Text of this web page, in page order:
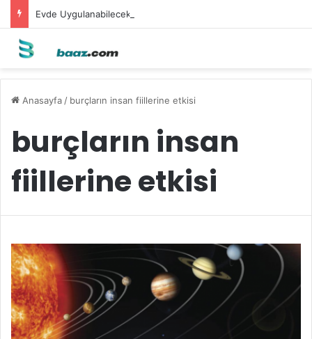
Evde Uygulanabilecek Leke Karşıtı Maskeler
Anasayfa / burçların insan fiillerine etkisi
burçların insan
fiillerine etkisi